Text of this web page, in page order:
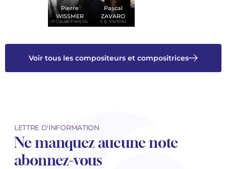
© Claude François
Pierre
WISSMER
© B. Martinez
Pascal
ZAVARO
Voir tous les compositeurs et compositrices
LETTRE D'INFORMATION
Ne manquez aucune note
abonnez-vous